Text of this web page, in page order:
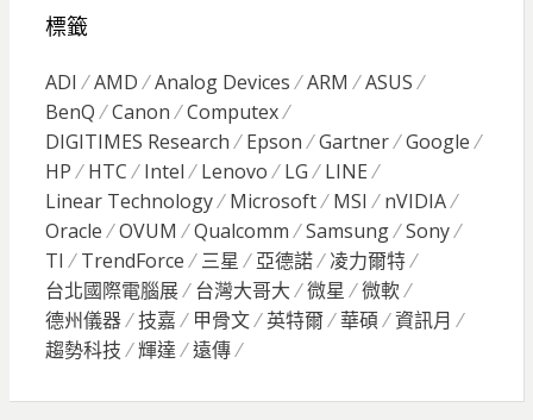
標籤
ADI AMD Analog Devices ARM
ASUS
BenQ
Canon
Computex
DIGITIMES Research
Epson Gartner
Google
HP
HTC Intel Lenovo LG
LINE
Linear Technology
Microsoft MSI
nVIDIA
Oracle
OVUM Qualcomm Samsung
Sony
TI
TrendForce 三星 亞德諾
凌力爾特
台北國際電腦展
台灣大哥大 微星
微軟
德州儀器
技嘉 甲骨文 英特爾 華碩
資訊月
趨勢科技
輝達 遠傳